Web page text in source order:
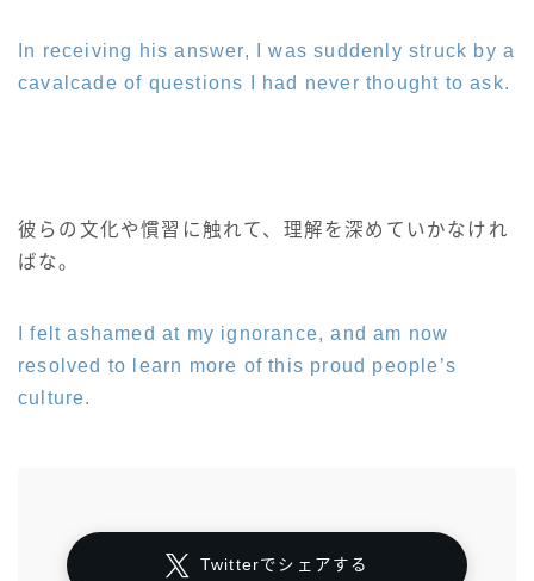
In receiving his answer, I was suddenly struck by a
cavalcade of questions I had never thought to ask.
彼らの文化や慣習に触れて、理解を深めていかなけれ
ばな。
I felt ashamed at my ignorance, and am now
resolved to learn more of this proud people’s
culture.
Twitterでシェアする